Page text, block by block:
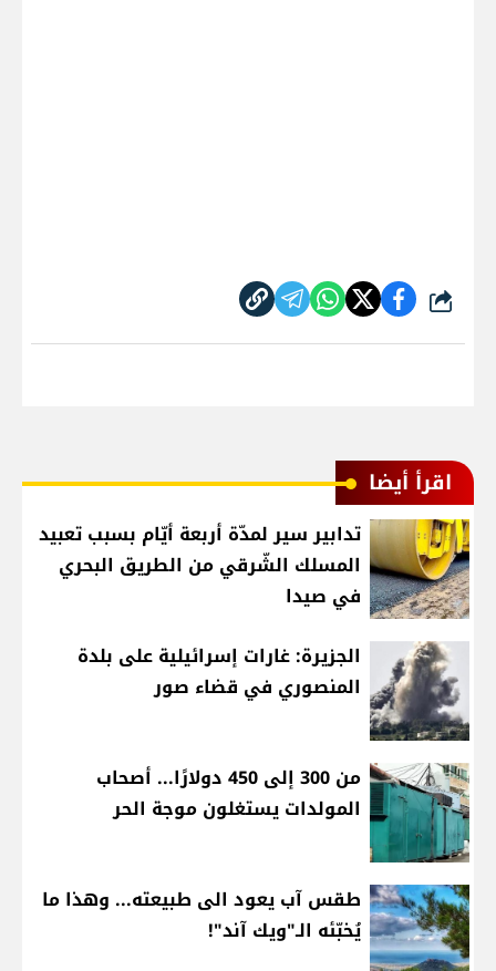
شارك
اقرأ أيضا
تدابير سير لمدّة أربعة أيّام بسبب تعبيد
المسلك الشّرقي من الطريق البحري
في صيدا
الجزيرة: غارات إسرائيلية على بلدة
المنصوري في قضاء صور
من 300 إلى 450 دولارًا... أصحاب
المولدات يستغلون موجة الحر
طقس آب يعود الى طبيعته... وهذا ما
يُخبّئه الـ"ويك آند"!